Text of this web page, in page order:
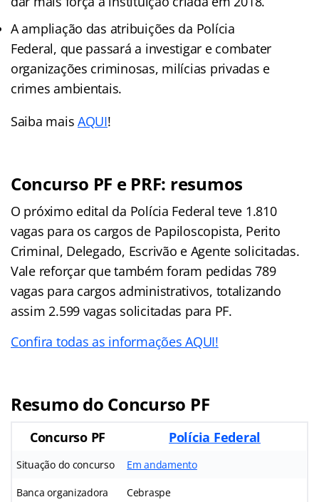
A ampliação das atribuições da Polícia
Federal, que passará a investigar e combater
organizações criminosas, milícias privadas e
crimes ambientais.
Saiba maisAQUI!
Concurso PF e PRF: resumos
O próximo edital da Polícia Federal teve 1.810
vagas para os cargos de Papiloscopista, Perito
Criminal, Delegado, Escrivão e Agente solicitadas.
Vale reforçar que também foram pedidas 789
vagas para cargos administrativos, totalizando
assim 2.599 vagas solicitadas para PF.
Confira todas as informações AQUI!
Resumo do Concurso PF
Concurso PF Polícia Federal
Situação do concurso Em andamento
Banca organizadora Cebraspe